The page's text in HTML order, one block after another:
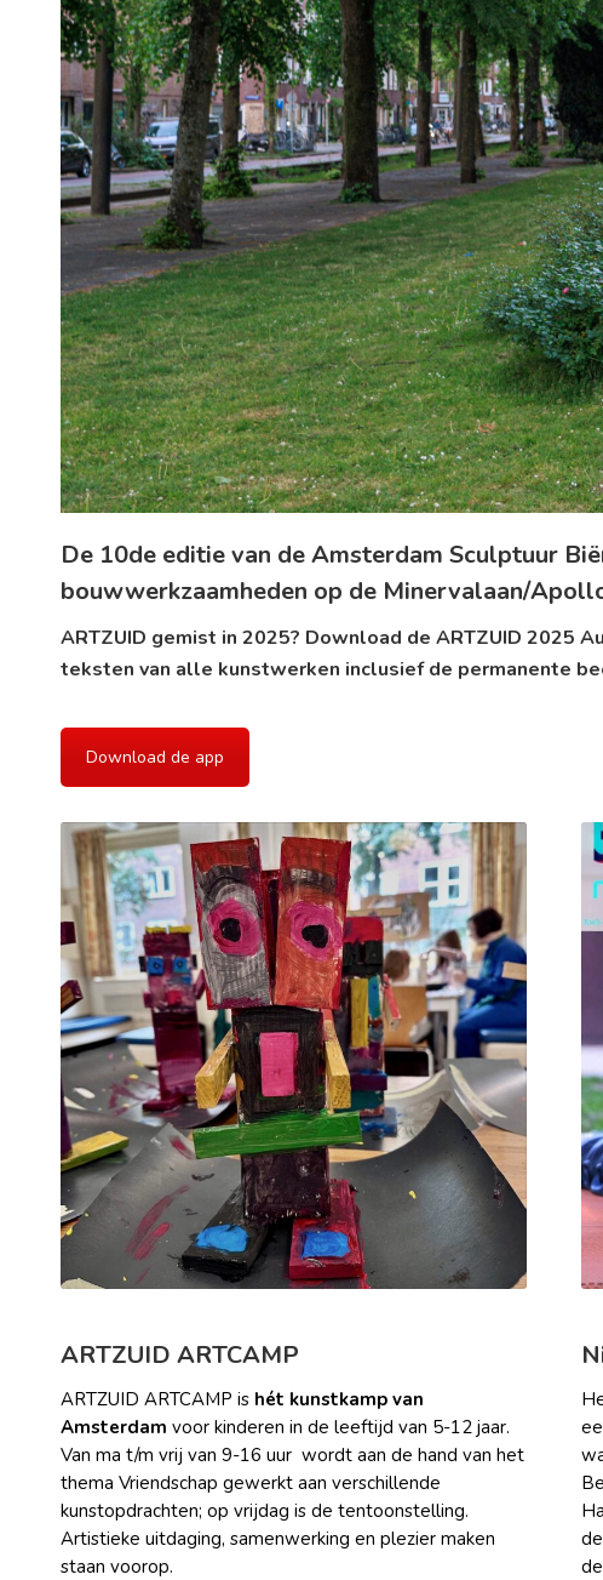
De 10de editie van de Amsterdam Sculptuur
bouwwerkzaamheden op de Minervalaan/
ARTZUID gemist in 2025? Download de ARTZUID 2025
teksten van alle kunstwerken inclusief de permanente
Download de app
ARTZUID ARTCAMP
ARTZUID ARTCAMP is hét kunstkamp van
Amsterdam voor kinderen in de leeftijd van 5-12 jaar.
Van ma t/m vrij van 9-16 uur wordt aan de hand van het
thema Vriendschap gewerkt aan verschillende
kunstopdrachten; op vrijdag is de tentoonstelling.
Artistieke uitdaging, samenwerking en plezier maken
staan voorop.